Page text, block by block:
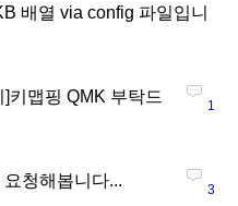
배열 via config 파일입니
키맵핑 QMK 부탁드
1
청해봅니다... 3